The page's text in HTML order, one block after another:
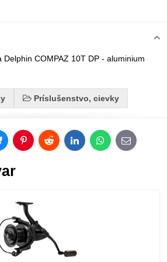
Delphin COMPAZ 10T DP - aluminium
Príslušenstvo, cievky
PinterestRedditLinkedInWhatsApp
E-
mail